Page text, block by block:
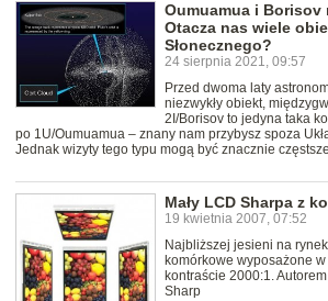
Oumuamua i Borisov
Otacza nas wiele
Słonecznego?
24 sierpnia 2021, 09:57
Przed dwoma laty
niezwykły obiekt,
2I/Borisov to jedyna taka
po 1U/Oumuamua – znany nam przybysz spoza
Jednak wizyty tego typu mogą być znacznie
Mały LCD Sharpa z
19 kwietnia 2007, 07:52
Najbliższej jesieni na
komórkowe wyposażone
kontraście 2000:1.
Sharp